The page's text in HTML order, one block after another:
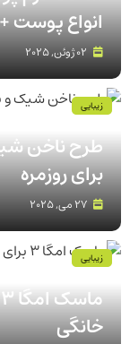
انواع پوست‌
02 ژوئن, 2025
طرح ناخن
برای روزمره
27 می, 2025
زیبایی
خانگی
زیبایی